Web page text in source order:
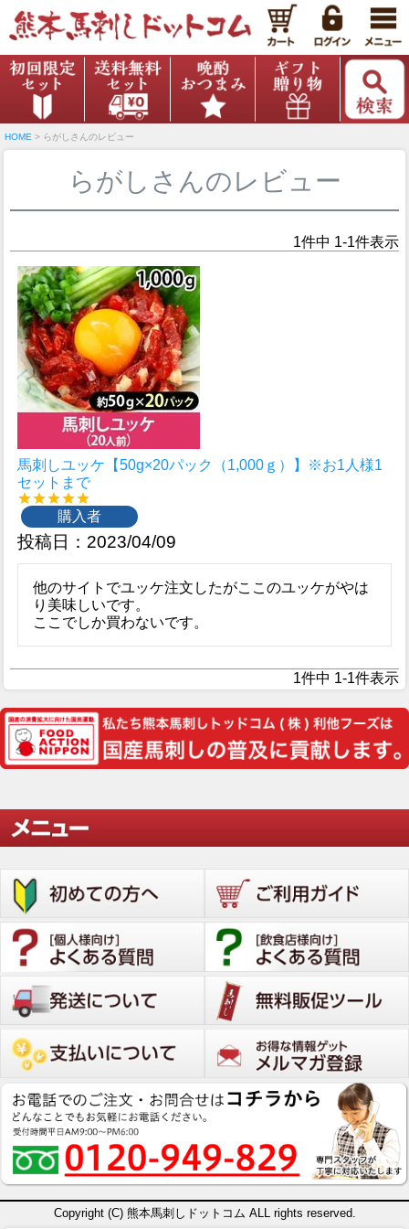
HOME らがしさんのレビュー
らがしさんのレビュー
1件中 1-1件表示
馬刺しユッケ【50g×20パック（1,000ｇ）】※お1人様1
セットまで
購入者
投稿日 2023/04/09
他のサイトでユッケ注文したがここのユッケがやは
り美味しいです。
ここでしか買わないです。
1件中 1-1件表示
Copyright (C) 熊本馬刺しドットコム ALL rights reserved.